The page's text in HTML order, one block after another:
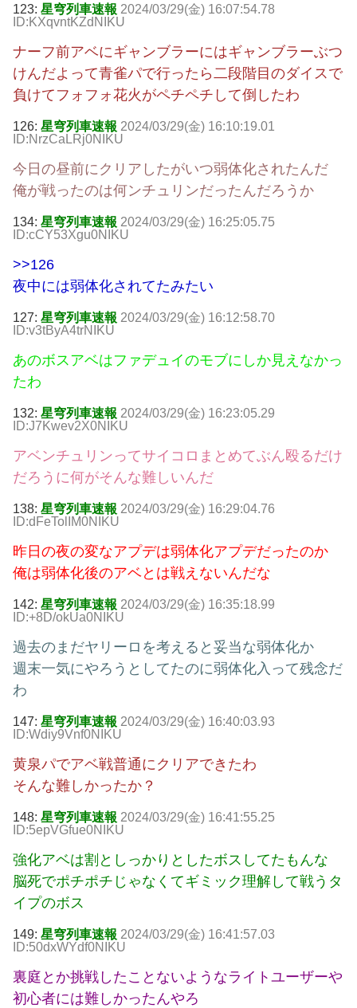
123: 星穹列車速報 2024/03/29(金) 16:07:54.78
ID:KXqvntKZdNIKU
ナーフ前アベにギャンブラーにはギャンブラーぶつ
けんだよって青雀パで行ったら二段階目のダイスで
負けてフォフォ花火がペチペチして倒したわ
126: 星穹列車速報 2024/03/29(金) 16:10:19.01
ID:NrzCaLRj0NIKU
今日の昼前にクリアしたがいつ弱体化されたんだ
俺が戦ったのは何ンチュリンだったんだろうか
134: 星穹列車速報 2024/03/29(金) 16:25:05.75
ID:cCY53Xgu0NIKU
>>126
夜中には弱体化されてたみたい
127: 星穹列車速報 2024/03/29(金) 16:12:58.70
ID:v3tByA4trNIKU
あのボスアベはファデュイのモブにしか見えなかっ
たわ
132: 星穹列車速報 2024/03/29(金) 16:23:05.29
ID:J7Kwev2X0NIKU
アベンチュリンってサイコロまとめてぶん殴るだけ
だろうに何がそんな難しいんだ
138: 星穹列車速報 2024/03/29(金) 16:29:04.76
ID:dFeTolIM0NIKU
昨日の夜の変なアプデは弱体化アプデだったのか
俺は弱体化後のアベとは戦えないんだな
142: 星穹列車速報 2024/03/29(金) 16:35:18.99
ID:+8D/okUa0NIKU
過去のまだヤリーロを考えると妥当な弱体化か
週末一気にやろうとしてたのに弱体化入って残念だ
わ
147: 星穹列車速報 2024/03/29(金) 16:40:03.93
ID:Wdiy9Vnf0NIKU
黄泉パでアベ戦普通にクリアできたわ
そんな難しかったか？
148: 星穹列車速報 2024/03/29(金) 16:41:55.25
ID:5epVGfue0NIKU
強化アベは割としっかりとしたボスしてたもんな
脳死でポチポチじゃなくてギミック理解して戦うタ
イプのボス
149: 星穹列車速報 2024/03/29(金) 16:41:57.03
ID:50dxWYdf0NIKU
裏庭とか挑戦したことないようなライトユーザーや
初心者には難しかったんやろ